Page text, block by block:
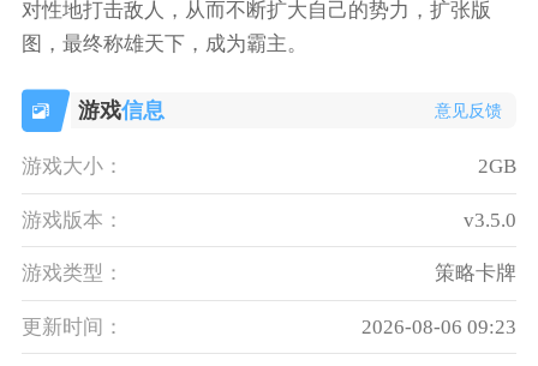
对性地打击敌人，从而不断扩大自己的势力，扩张版
图，最终称雄天下，成为霸主。
游戏信息 意见反馈
游戏大小： 2GB
游戏版本： v3.5.0
游戏类型： 策略卡牌
更新时间： 2026-08-06 09:23